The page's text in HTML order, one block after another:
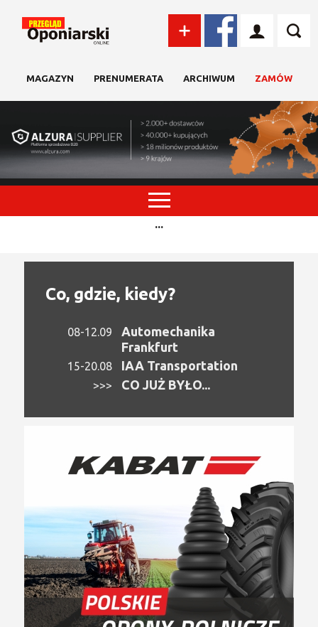
MAGAZYN PRENUMERATA ARCHIWUM ZAMÓW
...
Co, gdzie, kiedy?
08-12.09
Automechanika
Frankfurt
15-20.08 IAA Transportation
>>> CO JUŻ BYŁO...